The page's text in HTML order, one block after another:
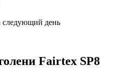
следующий день
Fairtex SP8